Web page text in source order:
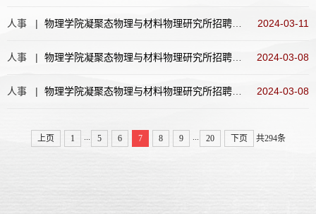
人事 | 物理学院凝聚态物理与材料物理研究所招聘1名劳动合同制工作人员 2024-03-11
人事 | 物理学院凝聚态物理与材料物理研究所招聘1名劳动合同制工作人员 2024-03-08
人事 | 物理学院凝聚态物理与材料物理研究所招聘1名劳动合同制工作人员 2024-03-08
上页 1 ... 5 6 7 8 9 ... 20 下页 共294条